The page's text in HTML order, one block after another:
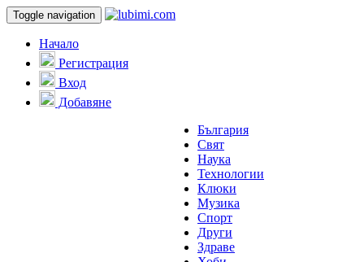
Toggle navigation
Начало
Регистрация
Вход
Добавяне
България
Свят
Наука
Технологии
Клюки
Музика
Спорт
Други
Здраве